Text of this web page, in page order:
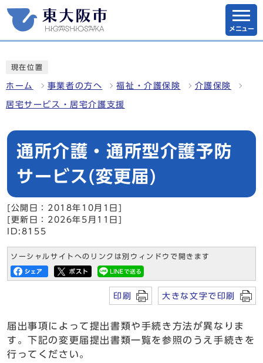
メニュー
現在位置
ホーム 事業者の方へ 福祉・介護保険 介護保険
居宅サービス・居宅介護支援
通所介護・通所型介護予防
サービス(変更届)
[公開日：2018年10月1日]
[更新日：2026年5月11日]
ID:8155
ソーシャルサイトへのリンクは別ウィンドウで開きます
印刷 大きな文字で印刷
届出事項によって提出書類や手続き方法が異なりま
す。下記の変更届提出書類一覧を参照のうえ手続きを
行ってください。